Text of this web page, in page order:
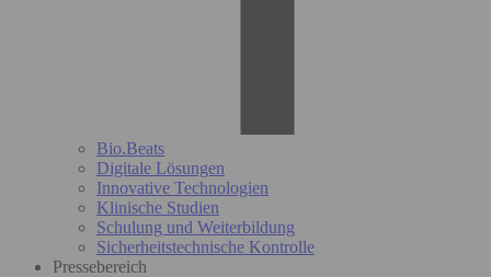
Bio.Beats
Digitale Lösungen
Innovative Technologien
Klinische Studien
Schulung und Weiterbildung
Sicherheitstechnische Kontrolle
Pressebereich